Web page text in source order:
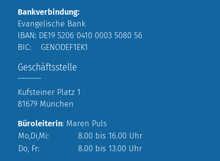
Bankverbindung:
Evangelische Bank
IBAN: DE19 5206 0410 0003 5080 56
BIC: GENODEF1EK1
Geschäftsstelle
Kufsteiner Platz 1
81679 München
Büroleiterin: Maren Puls
Mo,Di,Mi:
8.00 bis 16.00 Uhr
Do, Fr:
8.00 bis 13.00 Uhr